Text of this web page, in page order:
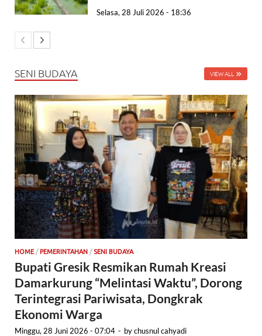
Selasa, 28 Juli 2026 - 18:36
SENI BUDAYA VIEW ALL
HOME / PEMERINTAHAN / SENI BUDAYA
Bupati Gresik Resmikan Rumah Kreasi
Damarkurung “Melintasi Waktu”, Dorong
Terintegrasi Pariwisata, Dongkrak
Ekonomi Warga
Minggu, 28 Juni 2026 - 07:04 - bychusnul cahyadi